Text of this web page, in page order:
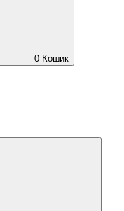
0 Кошик